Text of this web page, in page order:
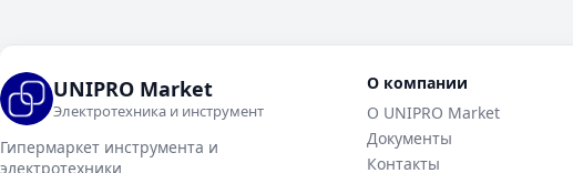
UNIPRO Market
Электротехника и инструмент
Гипермаркет инструмента и
электротехники
О компании
О UNIPRO Market
Документы
Контакты